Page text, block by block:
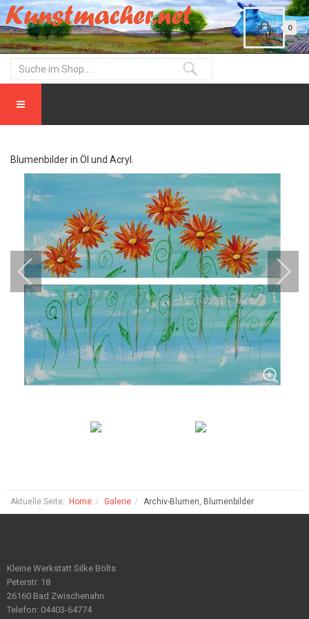
0
Blumenbilder in Öl und Acryl.
Aktuelle Seite: Home Galerie Archiv-Blumen, Blumenbilder
Kleine Werkstatt Silke Bölts
Peterstr. 18
26160 Bad Zwischenahn
Telefon: 04403-64774